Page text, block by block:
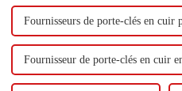
Fournisseurs de porte-clés en cuir
Fournisseur de porte-clés en cuir